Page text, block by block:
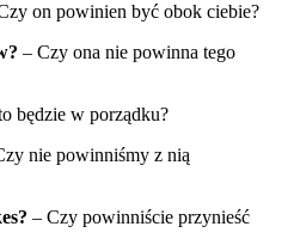
on powinien być obok ciebie?
– Czy ona nie powinna tego
to będzie w porządku?
nie powinniśmy z nią
– Czy powinniście przynieść